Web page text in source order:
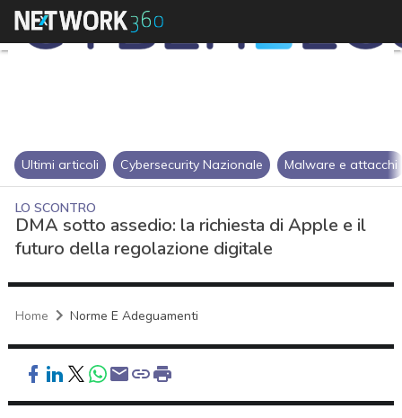
Ultimi articoli Cybersecurity Nazionale Malware e attacchi
LO SCONTRO
DMA sotto assedio: la richiesta di Apple e il
futuro della regolazione digitale
Home Norme E Adeguamenti